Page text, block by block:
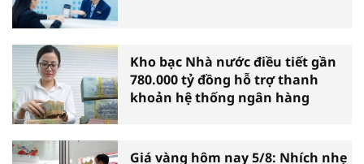
Kho bạc Nhà nước điều tiết gần
780.000 tỷ đồng hỗ trợ thanh
khoản hệ thống ngân hàng
Giá vàng hôm nay 5/8: Nhích nhẹ